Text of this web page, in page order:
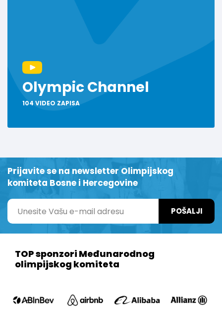
Olympic Channel
104 VIDEO ZAPISA
Prijavite se na newsletter Olimpijskog
komiteta Bosne i Hercegovine
POŠALJI
TOP sponzori Međunarodnog
olimpijskog komiteta